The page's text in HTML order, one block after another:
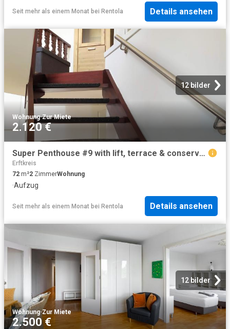
Seit mehr als einem Monat bei Rentola Details ansehen
12 bilder
Wohnung·Zur Miete
2.120 €
Super Penthouse #9 with lift, terrace & conservatory in the centre + near Aachen
Erftkreis
72 m²2 ZimmerWohnung
·Aufzug
Seit mehr als einem Monat bei Rentola Details ansehen
12 bilder
Wohnung·Zur Miete
2.500 €